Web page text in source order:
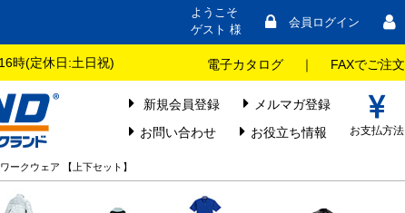
ようこそ
ゲスト 様
会員ログイン
時(定休日:土日祝) 電子カタログ ｜ FAXでご注文
新規会員登録
メルマガ登録
お問い合わせ
お役立ち情報 お支払方法
ークウェア 【上下セット】